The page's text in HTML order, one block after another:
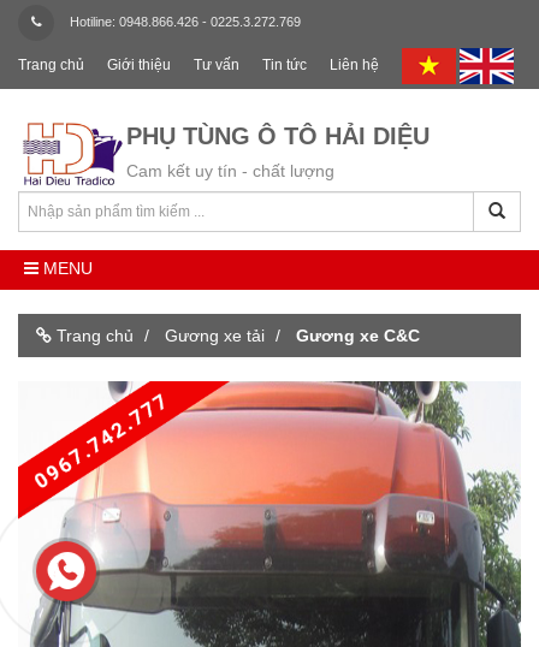
Hotiline: 0948.866.426 - 0225.3.272.769
Trang chủ Giới thiệu Tư vấn Tin tức Liên hệ
PHỤ TÙNG Ô TÔ HẢI DIỆU
Cam kết uy tín - chất lượng
MENU
Trang chủ Gương xe tải Gương xe C&C